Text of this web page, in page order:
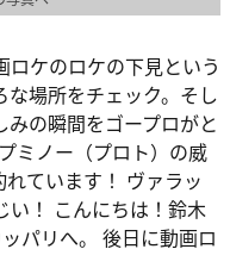
ケのロケの下見という
場所をチェック。そし
の瞬間をゴープロがと
ミノー（プロト）の威
ています！ ヴァラッ
い！ こんにちは！鈴木
パリへ。 後日に動画ロ